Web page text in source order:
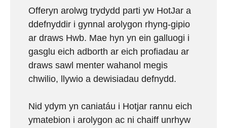
Offeryn arolwg trydydd parti yw HotJar a
ddefnyddir i gynnal arolygon rhyng-gipio
ar draws Hwb. Mae hyn yn ein galluogi i
gasglu eich adborth ar eich profiadau ar
draws sawl menter wahanol megis
chwilio, llywio a dewisiadau defnydd.
Nid ydym yn caniatáu i Hotjar rannu eich
ymatebion i arolygon ac ni chaiff unrhyw